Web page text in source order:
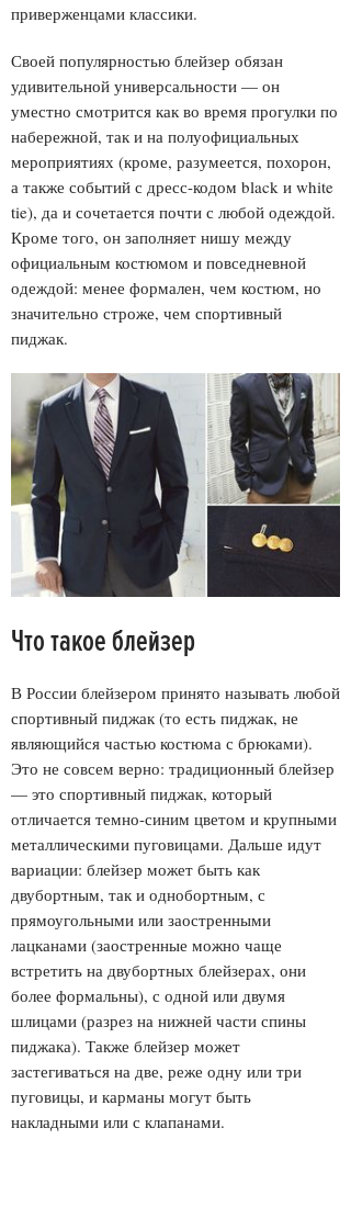
приверженцами классики.
Своей популярностью блейзер обязан
удивительной универсальности — он
уместно смотрится как во время прогулки по
набережной, так и на полуофициальных
мероприятиях (кроме, разумеется, похорон,
а также событий с дресс-кодом black и white
tie), да и сочетается почти с любой одеждой.
Кроме того, он заполняет нишу между
официальным костюмом и повседневной
одеждой: менее формален, чем костюм, но
значительно строже, чем спортивный
пиджак.
Что такое блейзер
В России блейзером принято называть любой
спортивный пиджак (то есть пиджак, не
являющийся частью костюма с брюками).
Это не совсем верно: традиционный блейзер
— это спортивный пиджак, который
отличается темно-синим цветом и крупными
металлическими пуговицами. Дальше идут
вариации: блейзер может быть как
двубортным, так и однобортным, с
прямоугольными или заостренными
лацканами (заостренные можно чаще
встретить на двубортных блейзерах, они
более формальны), с одной или двумя
шлицами (разрез на нижней части спины
пиджака). Также блейзер может
застегиваться на две, реже одну или три
пуговицы, и карманы могут быть
накладными или с клапанами.